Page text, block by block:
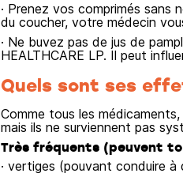
· Prenez vos comprimés sans
du coucher, votre médecin
· Ne buvez pas de jus de
HEALTHCARE LP. Il peut
Quels sont ses
Comme tous les
mais ils ne surviennent pas
Très fréquents (peuvent
· vertiges (pouvant conduire